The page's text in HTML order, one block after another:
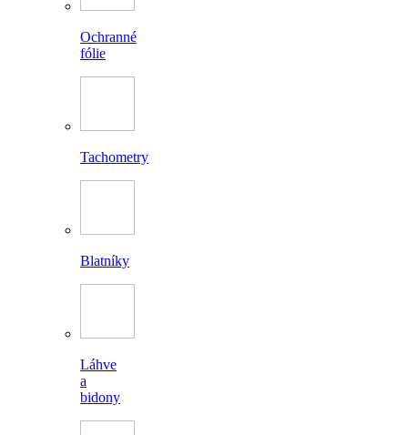
Ochranné
fólie
Tachometry
Blatníky
Láhve
a
bidony